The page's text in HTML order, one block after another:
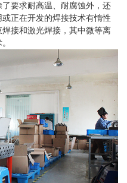
要求耐高温、耐腐蚀外，还
正在开发的焊接技术有惰性
接和激光焊接，其中微等离